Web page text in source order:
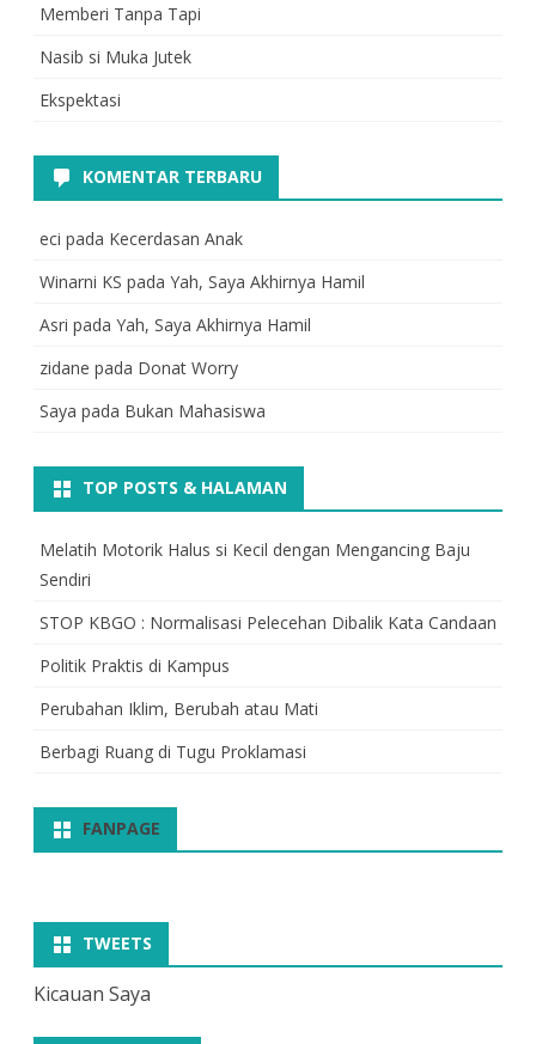
Memberi Tanpa Tapi
Nasib si Muka Jutek
Ekspektasi
KOMENTAR TERBARU
eci pada Kecerdasan Anak
Winarni KS pada Yah, Saya Akhirnya Hamil
Asri pada Yah, Saya Akhirnya Hamil
zidane pada Donat Worry
Saya pada Bukan Mahasiswa
TOP POSTS & HALAMAN
Melatih Motorik Halus si Kecil dengan Mengancing Baju
Sendiri
STOP KBGO : Normalisasi Pelecehan Dibalik Kata Candaan
Politik Praktis di Kampus
Perubahan Iklim, Berubah atau Mati
Berbagi Ruang di Tugu Proklamasi
FANPAGE
TWEETS
Kicauan Saya